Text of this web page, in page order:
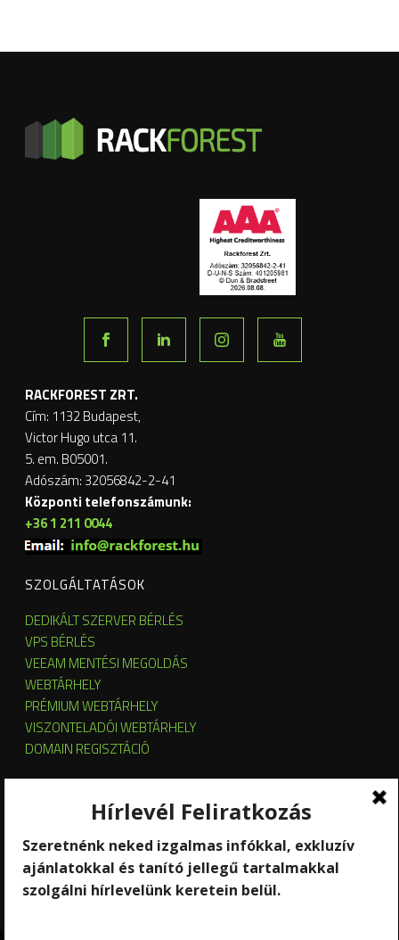
RACKFOREST ZRT.
Cím: 1132 Budapest,
Victor Hugo utca 11.
5. em. B05001.
Adószám: 32056842-2-41
Központi telefonszámunk:
+36 1 211 0044
SZOLGÁLTATÁSOK
DEDIKÁLT SZERVER BÉRLÉS
VPS BÉRLÉS
VEEAM MENTÉSI MEGOLDÁS
WEBTÁRHELY
PRÉMIUM WEBTÁRHELY
VISZONTELADÓI WEBTÁRHELY
DOMAIN REGISZTÁCIÓ
SZERVER ÜZEMELTETÉS
SZOFTVERBÉRLÉS
STREAMING